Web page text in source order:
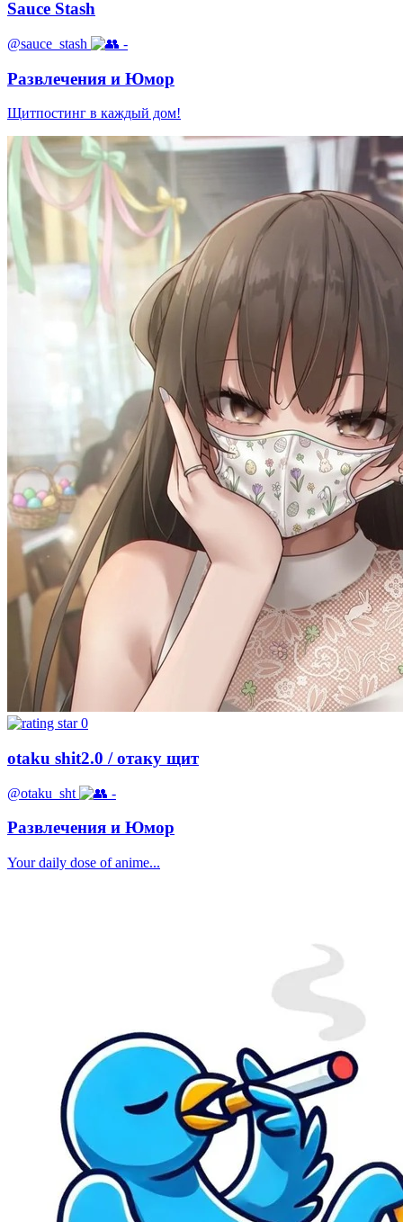
Sauce Stash
@sauce_stash -
Развлечения и Юмор
Щитпостинг в каждый дом!
0
otaku shit2.0 / отаку щит
@otaku_sht -
Развлечения и Юмор
Your daily dose of anime...